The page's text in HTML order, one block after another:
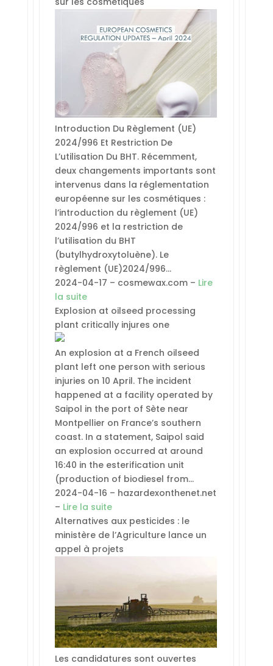
Introduction Du Règlement (UE)
2024/996 Et Restriction De
L’utilisation Du BHT. Récemment,
deux changements importants sont
intervenus dans la réglementation
européenne sur les cosmétiques :
l’introduction du règlement (UE)
2024/996 et la restriction de
l’utilisation du BHT
(butylhydroxytoluène). Le
règlement (UE)2024/996…
2024-04-17 – cosmewax.com – Lire
la suite
Explosion at oilseed processing
plant critically injures one
An explosion at a French oilseed
plant left one person with serious
injuries on 10 April. The incident
happened at a facility operated by
Saipol in the port of Sète near
Montpellier on France’s southern
coast. In a statement, Saipol said
an explosion occurred at around
16:40 in the esterification unit
(production of biodiesel from…
2024-04-16 – hazardexonthenet.net
– Lire la suite
Alternatives aux pesticides : le
ministère de l’Agriculture lance un
appel à projets
Les candidatures sont ouvertes